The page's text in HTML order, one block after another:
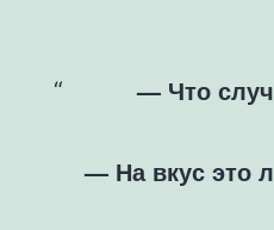
— Что
— На вкус это